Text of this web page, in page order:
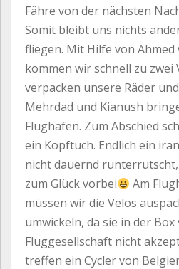
Fähre von der nächsten
Somit bleibt uns nichts
fliegen. Mit Hilfe von
kommen wir schnell zu zwei
verpacken unsere Räder
Mehrdad und Kianush
Flughafen. Zum Abschied
ein Kopftuch. Endlich ein
nicht dauernd
zum Glück vorbei
Am
müssen wir die Velos
umwickeln, da sie in der Box
Fluggesellschaft nicht
treffen ein Cycler von